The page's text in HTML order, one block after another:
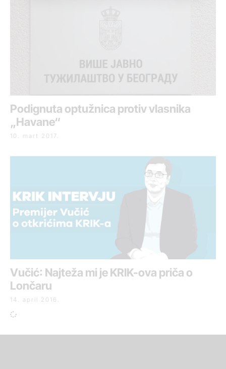
Podignuta optužnica protiv vlasnika
„Havane“
10. mart 2017.
Vučić: Najteža mi je KRIK-ova priča o
Lončaru
14. april 2016.